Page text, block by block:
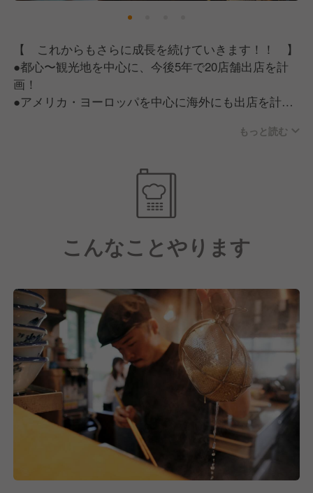
的にはSV・マネージャーとして東京で多くの経験を
積んで、北海道でニセコの次の新店舗を立ち上げたい
です
～◆社長から一言！◆～
◎代表取締役 中村比呂人◎
『AFURI』は、年齢や経験、社歴などにとらわれず、
みんなで言いたいことを言い合って、改良を続けてき
先頭に立つものが強引に道を決めるのではなく、それ
ぞれの意見に耳を傾けています。
あらゆる可能性のなかから最良のものを選び、全員で
しょう。
【 これからもさらに成長を続けていきます！！ 】
●都心〜観光地を中心に、今後5年で20店舗出店を計
画！
●アメリカ・ヨーロッパを中心に海外にも出店を計
国内外に店舗を増やしていくので、活躍できるポジシ
ョンもどんどん増えていきます！
ラーメン以外の事業も検討しているため、新しいプロ
ジェクトに関わるチャンスもあり、
さまざまな可能性に満ちています！
【 さまざまな活躍のチャンスがあります！！ 】
●最短3カ月で店長に抜擢というスピード昇格の実績
もあり！
●現在もポストに空きがあり、キャリアアップを狙っ
ている方には絶好のチャンスです！
また、今後の店舗増加に伴ってさまざまなプロジェク
トが動いていきます。
～たとえば…～
・研修制度やオペレーションマニュアルなどを構築
・数値管理やセントラルキッチンでの再現性まで視野
に入れたメニュー開発など
もっと読む
こんなことやります